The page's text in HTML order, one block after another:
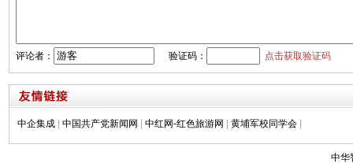
评论者： 验证码： 点击获取验证码
中企集成 中国共产党新闻网 中红网-红色旅游网 黄埔军校同学会
中华